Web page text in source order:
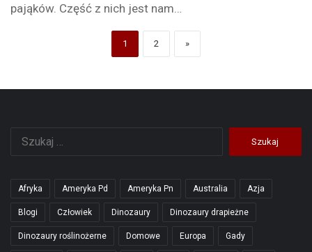
pająków. Część z nich jest nam…
1 2 »
Afryka Ameryka Pd Ameryka Pn Australia Azja
Blogi Człowiek Dinozaury Dinozaury drapieżne
Dinozaury roślinożerne Domowe Europa Gady